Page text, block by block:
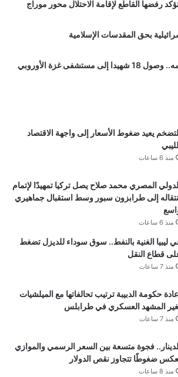
رفضها القاطع لإقامة الاحتلال محور موراج
بحق المقدسات الإسلامية
الاحتلال يواصل جرائمه.. وصول 18 شهيدا إلى مستشفى غزة الأوروبي
يعيد ضغوط الأسعار إلى واجهة الاقتصاد
منذ 6 ساعات
المصري محمد صلاح يصل تركيا تمهيدًا لإتمام
إلى طرابزون سبور وسط استقبال جماهيري
منذ 6 ساعات
ليبيا الغنية بالنفط.. سوق سوداء للديزل تضغط
قطاع النقل
منذ 7 ساعات
حكومة الدبيبة ترتيب تحالفاتها مع الميلشيات
المشهد العسكري في طرابلس
منذ 7 ساعات
فجوة متسعة بين السعر الرسمي والموازي
ضغوطًا تتجاوز نقص الدولار
منذ 8 ساعات